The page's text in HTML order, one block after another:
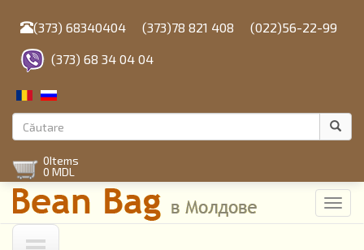
principal
(373) 68340404 (373)78 821 408 (022)56-22-99
(373) 68 34 04 04
Formular
de
căutare
0Items
0 MDL